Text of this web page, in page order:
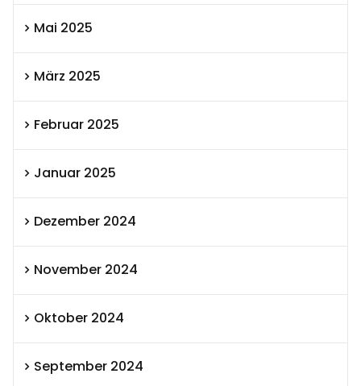
Mai 2025
März 2025
Februar 2025
Januar 2025
Dezember 2024
November 2024
Oktober 2024
September 2024